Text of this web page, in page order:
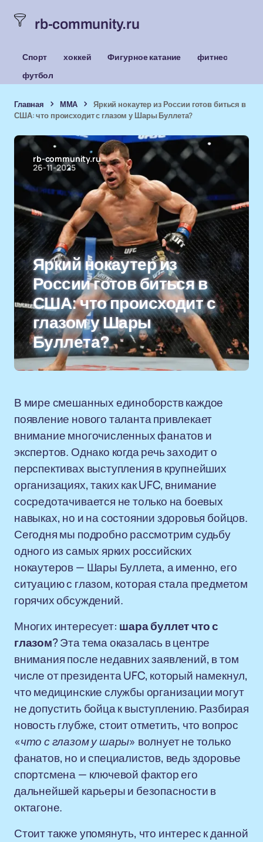
rb-community.ru
Спорт хоккей Фигурное катание
фитнес
футбол
Главная ММА
Яркий нокаутер из России готов биться в
США: что происходит с глазом у Шары Буллета?
rb-community.ru
26-11-2025
Яркий нокаутер из
России готов биться в
США: что происходит с
глазом у Шары
Буллета?
В мире смешанных единоборств каждое
появление нового таланта привлекает
внимание многочисленных фанатов и
экспертов. Однако когда речь заходит о
перспективах выступления в крупнейших
организациях, таких как UFC, внимание
сосредотачивается не только на боевых
навыках, но и на состоянии здоровья бойцов.
Сегодня мы подробно рассмотрим судьбу
одного из самых ярких российских
нокаутеров — Шары Буллета, а именно, его
ситуацию с глазом, которая стала предметом
горячих обсуждений.
Многих интересует: шара буллет что с
глазом? Эта тема оказалась в центре
внимания после недавних заявлений, в том
числе от президента UFC, который намекнул,
что медицинские службы организации могут
не допустить бойца к выступлению. Разбирая
новость глубже, стоит отметить, что вопрос
«что с глазом у шары» волнует не только
фанатов, но и специалистов, ведь здоровье
спортсмена — ключевой фактор его
дальнейшей карьеры и безопасности в
октагоне.
Стоит также упомянуть, что интерес к данной